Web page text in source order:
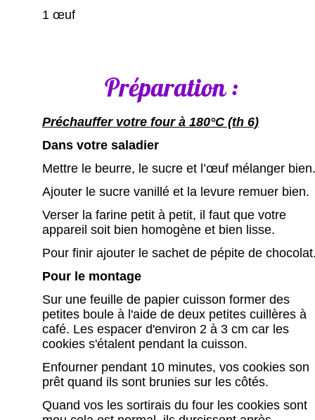
1 œuf
Préparation :
Préchauffer votre four à 180°C (th 6)
Dans votre saladier
Mettre le beurre, le sucre et l’œuf mélanger bien.
Ajouter le sucre vanillé et la levure remuer bien.
Verser la farine petit à petit, il faut que votre
appareil soit bien homogène et bien lisse.
Pour finir ajouter le sachet de pépite de
Pour le montage
Sur une feuille de papier cuisson former des
petites boule à l'aide de deux petites cuillères à
café. Les espacer d'environ 2 à 3 cm car les
cookies s'étalent pendant la cuisson.
Enfourner pendant 10 minutes, vos cookies son
prêt quand ils sont brunies sur les côtés.
Quand vos les sortirais du four les cookies sont